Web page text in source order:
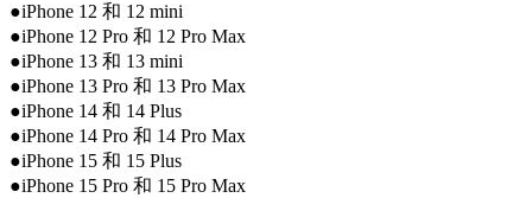
●iPhone 12 和 12 mini
●iPhone 12 Pro 和 12 Pro Max
●iPhone 13 和 13 mini
●iPhone 13 Pro 和 13 Pro Max
●iPhone 14 和 14 Plus
●iPhone 14 Pro 和 14 Pro Max
●iPhone 15 和 15 Plus
●iPhone 15 Pro 和 15 Pro Max